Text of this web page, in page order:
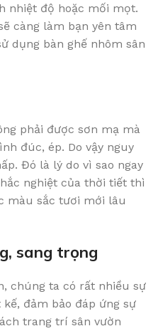
nhiệt độ hoặc mối mọt.
càng làm bạn yên tâm
dụng bàn ghế nhôm sân
phải được sơn mạ mà
đúc, ép. Do vậy nguy
Đó là lý do vì sao ngay
nghiệt của thời tiết thì
màu sắc tươi mới lâu
sang trọng
chúng ta có rất nhiều sự
đảm bảo đáp ứng sự
trang trí sân vườn